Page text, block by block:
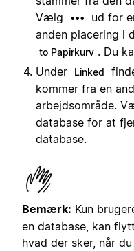
Vælg
••• ud for
anden placering i
to Papirkurv . Du
Under
Linked
kommer fra en
arbejdsområde.
database for at
database.
Bemærk: Kun
en database, kan
hvad der sker, når